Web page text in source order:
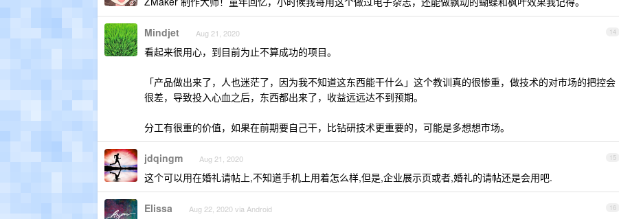
14
Mindjet Aug 21, 2020
看起来很用心，到目前为止不算成功的项目。
「产品做出来了，人也迷茫了，因为我不知道这东西能干什么」这个教训真的很惨重，做技术的对市场的把控会
很差，导致投入心血之后，东西都出来了，收益远远达不到预期。
分工有很重的价值，如果在前期要自己干，比钻研技术更重要的，可能是多想想市场。
15
jdqingm Aug 21, 2020
这个可以用在婚礼请帖上,不知道手机上用着怎么样,但是,企业展示页或者,婚礼的请帖还是会用吧.
16
Elissa Aug 22, 2020 via Android